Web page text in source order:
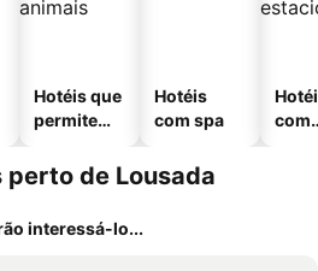
Hotéis que
permitem
Hotéis
com spa
com
de Lousada
interessá-lo...